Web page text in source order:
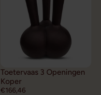
Toetervaas 3 Openingen
Koper
€166,46